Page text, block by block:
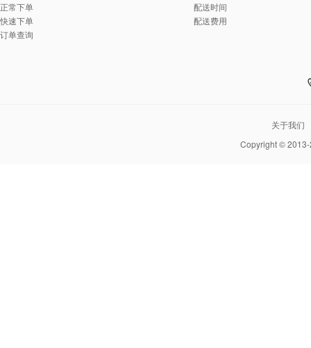
正常下单
快速下单
订单查询
配送时间
配送费用
关于我们
Copyright ©